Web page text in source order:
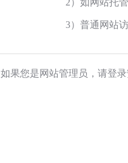
3）普通网站
如果您是网站管理员，请登